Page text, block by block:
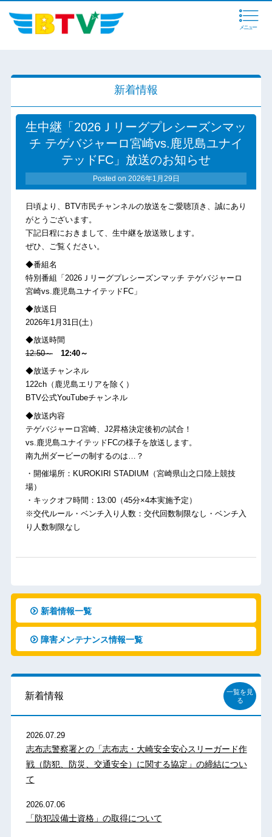
メニュー
新着情報
生中継「2026Ｊリーグプレシーズンマッ
チ テゲバジャーロ宮崎vs.鹿児島ユナイ
テッドFC」放送のお知らせ
Posted on 2026年1月29日
日頃より、BTV市民チャンネルの放送をご愛聴頂き、誠にあり
がとうございます。
下記日程におきまして、生中継を放送致します。
ぜひ、ご覧ください。
◆番組名
特別番組「2026Ｊリーグプレシーズンマッチ テゲバジャーロ
宮崎vs.鹿児島ユナイテッドFC」
◆放送日
2026年1月31日(土）
◆放送時間
12:50～
12:40～
◆放送チャンネル
122ch（鹿児島エリアを除く）
BTV公式YouTubeチャンネル
◆放送内容
テゲバジャーロ宮崎、J2昇格決定後初の試合！
vs.鹿児島ユナイテッドFCの様子を放送します。
南九州ダービーの制するのは…？
・開催場所：KUROKIRI STADIUM（宮崎県山之口陸上競技
場）
・キックオフ時間：13:00（45分×4本実施予定）
※交代ルール・ベンチ入り人数：交代回数制限なし・ベンチ入
り人数制限なし
新着情報一覧
障害メンテナンス情報一覧
新着情報
一覧を見
る
2026.07.29
志布志警察署との「志布志・大崎安全安心スリーガード作
戦（防犯、防災、交通安全）に関する協定」の締結につい
て
2026.07.06
「防犯設備士資格」の取得について